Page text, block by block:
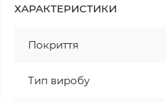
ХАРАКТЕРИСТИКИ
Покриття
Тип виробу